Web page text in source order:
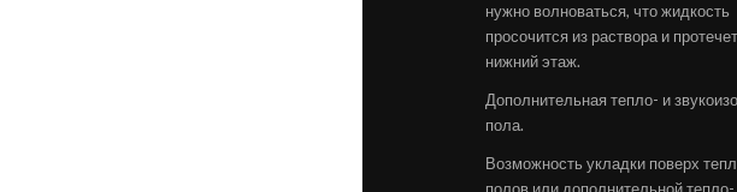
нужно волноваться, что жидкость
просочится из раствора и
нижний этаж.
Дополнительная тепло- и
пола.
Возможность укладки поверх